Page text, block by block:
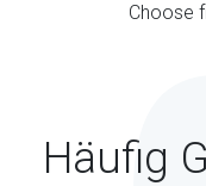
Choose
Häufig